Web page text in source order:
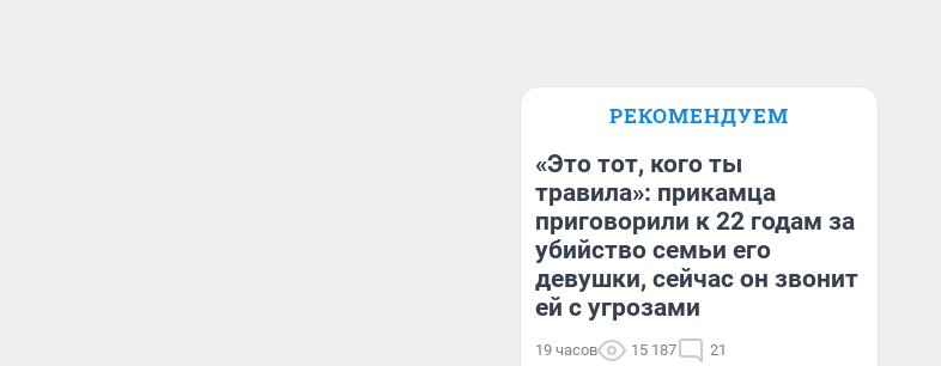
РЕКОМЕНДУЕМ
«Это тот, кого ты
травила»: прикамца
приговорили к 22 годам за
убийство семьи его
девушки, сейчас он звонит
ей с угрозами
19 часов 15 187 21